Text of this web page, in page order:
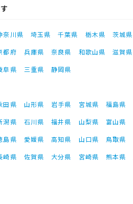
奈川県 埼玉県 千葉県 栃木県 茨城県
都府 兵庫県 奈良県 和歌山県
滋賀県
阜県 三重県
静岡県
田県 山形県 岩手県 宮城県
福島県
潟県 石川県 福井県 山梨県
富山県
島県 愛媛県 高知県 山口県 鳥取県
崎県 佐賀県 大分県 宮崎県 熊本県